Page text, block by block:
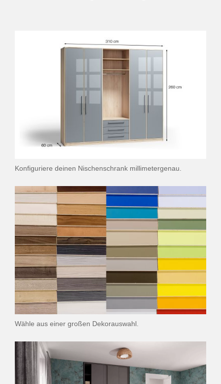
Konfiguriere deinen Nischenschrank millimetergenau.
Wähle aus einer großen Dekorauswahl.